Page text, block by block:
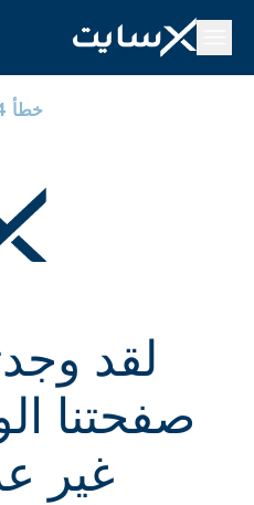
خطأ 404
لقد
صفحتنا
غير